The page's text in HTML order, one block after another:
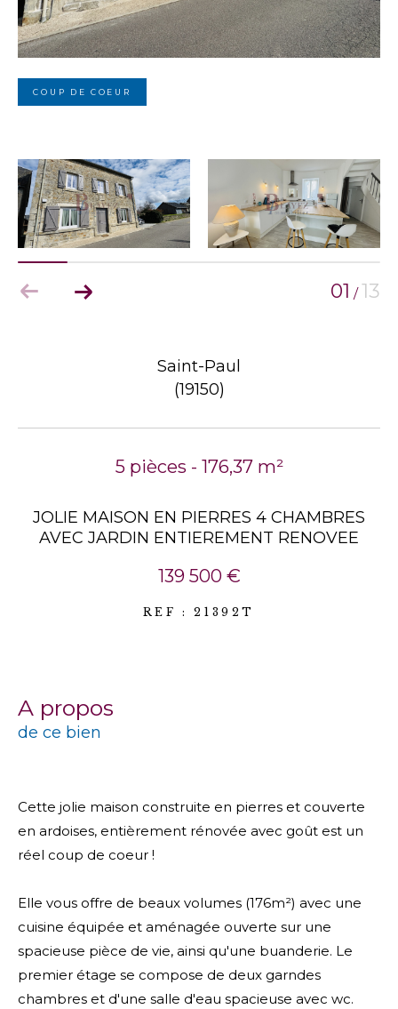
COUP DE COEUR
01 /13
Saint-Paul
(19150)
5 pièces - 176,37 m²
JOLIE MAISON EN PIERRES 4 CHAMBRES
AVEC JARDIN ENTIEREMENT RENOVEE
139 500 €
REF : 21392T
a propos
de ce bien
Cette jolie maison construite en pierres et couverte
en ardoises, entièrement rénovée avec goût est un
réel coup de coeur !
Elle vous offre de beaux volumes (176m²) avec une
cuisine équipée et aménagée ouverte sur une
spacieuse pièce de vie, ainsi qu'une buanderie. Le
premier étage se compose de deux garndes
chambres et d'une salle d'eau spacieuse avec wc.